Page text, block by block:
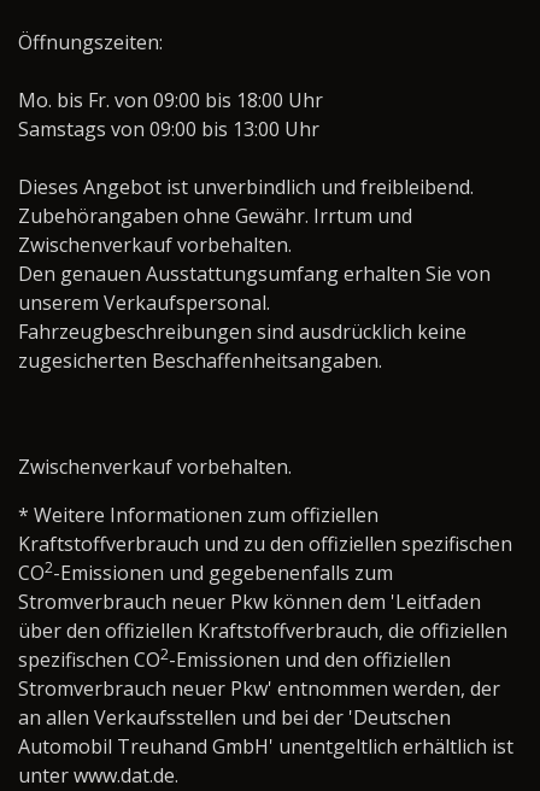
Öffnungszeiten:
Mo. bis Fr. von 09:00 bis 18:00 Uhr
Samstags von 09:00 bis 13:00 Uhr
Dieses Angebot ist unverbindlich und freibleibend.
Zubehörangaben ohne Gewähr. Irrtum und
Zwischenverkauf vorbehalten.
Den genauen Ausstattungsumfang erhalten Sie von
unserem Verkaufspersonal.
Fahrzeugbeschreibungen sind ausdrücklich keine
zugesicherten Beschaffenheitsangaben.
Zwischenverkauf vorbehalten.
* Weitere Informationen zum offiziellen
Kraftstoffverbrauch und zu den offiziellen spezifischen
CO2-Emissionen und gegebenenfalls zum
Stromverbrauch neuer Pkw können dem 'Leitfaden
über den offiziellen Kraftstoffverbrauch, die offiziellen
spezifischen CO2-Emissionen und den offiziellen
Stromverbrauch neuer Pkw' entnommen werden, der
an allen Verkaufsstellen und bei der 'Deutschen
Automobil Treuhand GmbH' unentgeltlich erhältlich ist
unter www.dat.de.